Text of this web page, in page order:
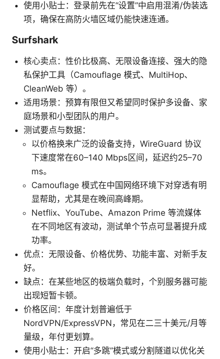
使用小贴士：登录前先在“设置”中启用混淆/伪装选
项，确保在高防火墙区域仍能快速连通。
Surfshark
核心卖点：性价比极高、无限设备连接、强大的隐
私保护工具（Camouflage 模式、MultiHop、
CleanWeb 等）。
适用场景：预算有限但又希望同时保护多设备、家
庭场景和小型团队的用户。
测试要点与数据：
以价格换来广泛的设备支持，WireGuard 协议
下速度常在60–140 Mbps区间，延迟约25–70
ms。
Camouflage 模式在中国网络环境下对穿透有明
显帮助，尤其是在晚间高峰期。
Netflix、YouTube、Amazon Prime 等流媒体
在不同地区有波动，测试单个节点可显著提升成
功率。
优点：无限设备、价格优势、功能丰富、对新手友
好。
缺点：在某些地区的极端负载时，个别服务器可能
出现短暂卡顿。
价格区间：年度计划普遍低于
NordVPN/ExpressVPN，常见在二三十美元/月等
量级，年付更划算。
使用小贴士：开启“多跳”模式或分割隧道以优化关